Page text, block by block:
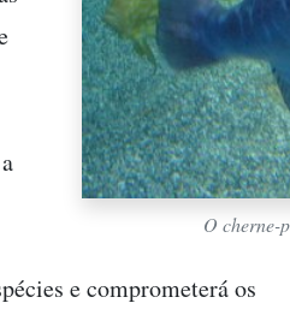
O cherne-
e comprometerá os